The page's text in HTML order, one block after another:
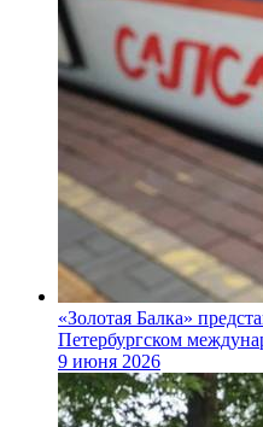
«Золотая Балка»
Петербургском
9 июня 2026